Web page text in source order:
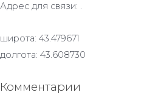
Адрес для связи: .
широта: 43.479671
долгота: 43.608730
Комментарии